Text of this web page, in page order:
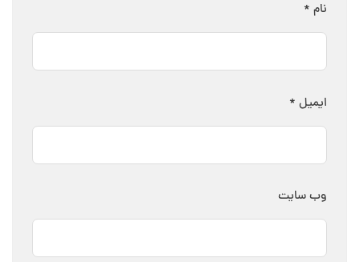
نام *
ایمیل *
وب‌ سایت